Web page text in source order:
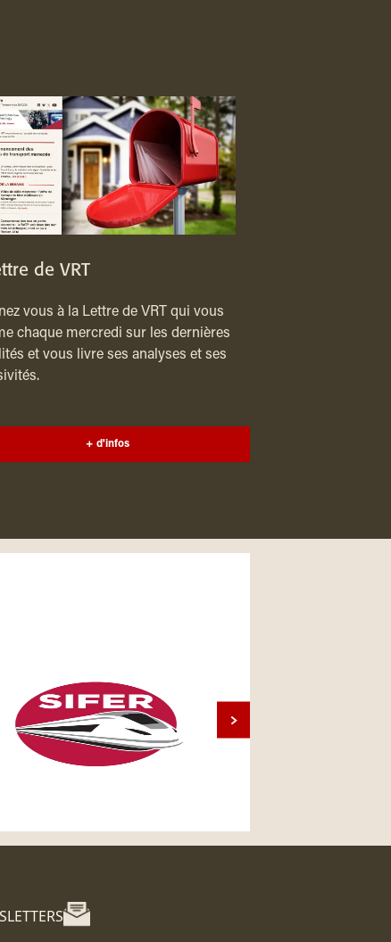
de VRT
vous à la Lettre de VRT qui vous
chaque mercredi sur les dernières
et vous livre ses analyses et ses
+ d'infos